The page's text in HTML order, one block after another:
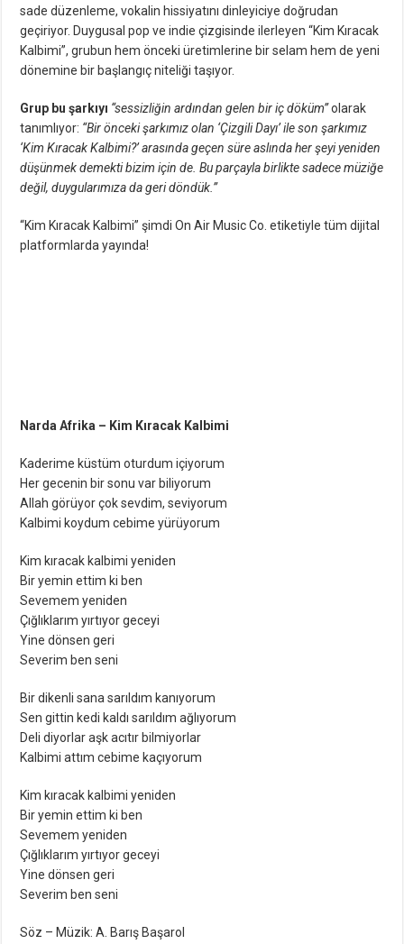
sade düzenleme, vokalin hissiyatını dinleyiciye doğrudan
geçiriyor. Duygusal pop ve indie çizgisinde ilerleyen “Kim Kıracak
Kalbimi”, grubun hem önceki üretimlerine bir selam hem de yeni
dönemine bir başlangıç niteliği taşıyor.
Grup bu şarkıyı “sessizliğin ardından gelen bir iç döküm”olarak
tanımlıyor: “Bir önceki şarkımız olan ‘Çizgili Dayı’ ile son şarkımız
‘Kim Kıracak Kalbimi?’ arasında geçen süre aslında her şeyi yeniden
düşünmek demekti bizim için de. Bu parçayla birlikte sadece müziğe
değil, duygularımıza da geri döndük.”
“Kim Kıracak Kalbimi” şimdi On Air Music Co. etiketiyle tüm dijital
platformlarda yayında!
Narda Afrika – Kim Kıracak Kalbimi
Kaderime küstüm oturdum içiyorum
Her gecenin bir sonu var biliyorum
Allah görüyor çok sevdim, seviyorum
Kalbimi koydum cebime yürüyorum
Kim kıracak kalbimi yeniden
Bir yemin ettim ki ben
Sevemem yeniden
Çığlıklarım yırtıyor geceyi
Yine dönsen geri
Severim ben seni
Bir dikenli sana sarıldım kanıyorum
Sen gittin kedi kaldı sarıldım ağlıyorum
Deli diyorlar aşk acıtır bilmiyorlar
Kalbimi attım cebime kaçıyorum
Kim kıracak kalbimi yeniden
Bir yemin ettim ki ben
Sevemem yeniden
Çığlıklarım yırtıyor geceyi
Yine dönsen geri
Severim ben seni
Söz – Müzik: A. Barış Başarol